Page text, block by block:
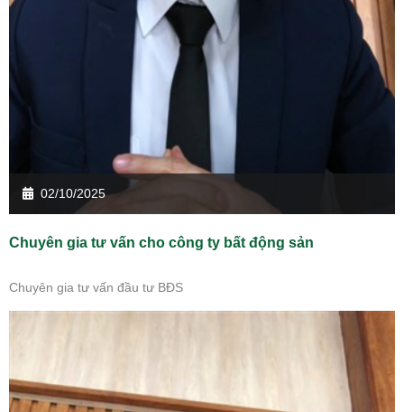
02/10/2025
Chuyên gia tư vấn cho công ty bất động sản
Chuyên gia tư vấn đầu tư BĐS